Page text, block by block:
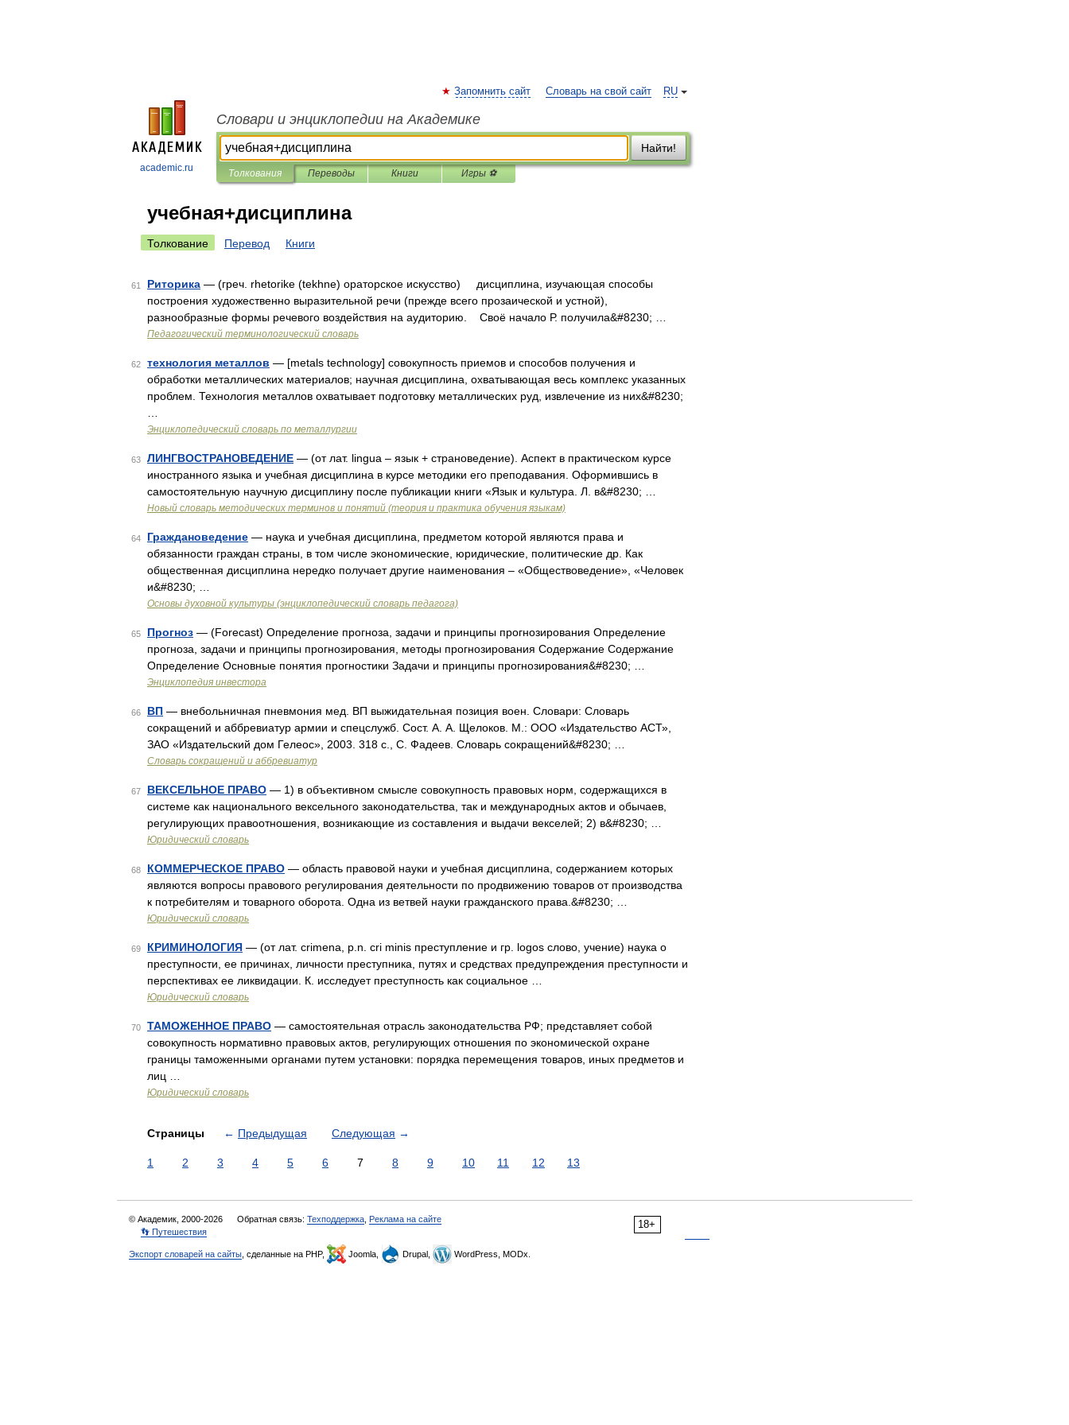
academic.ru
RU
Запомнить сайт Словарь на свой сайт
Словари и энциклопедии на Академике
Найти!
Толкования Переводы Книги Игры ⚽
учебная+дисциплина
Толкование Перевод Книги
61 Риторика — (греч. rhetorike (tekhne) ораторское искусство) дисциплина, изучающая способы
построения художественно выразительной речи (прежде всего прозаической и устной),
разнообразные формы речевого воздействия на аудиторию. Своё начало Р. получила&#8230; …
Педагогический терминологический словарь
62 технология металлов — [metals technology] совокупность приемов и способов получения и
обработки металлических материалов; научная дисциплина, охватывающая весь комплекс указанных
проблем. Технология металлов охватывает подготовку металлических руд, извлечение из них&#8230;
Энциклопедический словарь по металлургии
63 ЛИНГВОСТРАНОВЕДЕНИЕ — (от лат. lingua – язык + страноведение). Аспект в практическом курсе
иностранного языка и учебная дисциплина в курсе методики его преподавания. Оформившись в
самостоятельную научную дисциплину после публикации книги «Язык и культура. Л. в&#8230; …
Новый словарь методических терминов и понятий (теория и практика обучения языкам)
64 Граждановедение — наука и учебная дисциплина, предметом которой являются права и
обязанности граждан страны, в том числе экономические, юридические, политические др. Как
общественная дисциплина нередко получает другие наименования – «Обществоведение», «Человек
и&#8230; …
Основы духовной культуры (энциклопедический словарь педагога)
65 Прогноз — (Forecast) Определение прогноза, задачи и принципы прогнозирования Определение
прогноза, задачи и принципы прогнозирования, методы прогнозирования Содержание Содержание
Определение Основные понятия прогностики Задачи и принципы прогнозирования&#8230; …
Энциклопедия инвестора
66 ВП — внебольничная пневмония мед. ВП выжидательная позиция воен. Словари: Словарь
сокращений и аббревиатур армии и спецслужб. Сост. А. А. Щелоков. М.: ООО «Издательство АСТ»,
ЗАО «Издательский дом Гелеос», 2003. 318 с., С. Фадеев. Словарь сокращений&#8230; …
Словарь сокращений и аббревиатур
67 ВЕКСЕЛЬНОЕ ПРАВО — 1) в объективном смысле совокупность правовых норм, содержащихся в
системе как национального вексельного законодательства, так и международных актов и обычаев,
регулирующих правоотношения, возникающие из составления и выдачи векселей; 2) в&#8230; …
Юридический словарь
68 КОММЕРЧЕСКОЕ ПРАВО — область правовой науки и учебная дисциплина, содержанием которых
являются вопросы правового регулирования деятельности по продвижению товаров от производства
к потребителям и товарного оборота. Одна из ветвей науки гражданского права.&#8230; …
Юридический словарь
69 КРИМИНОЛОГИЯ — (от лат. crimena, p.n. cri minis преступление и гр. logos слово, учение) наука о
преступности, ее причинах, личности преступника, путях и средствах предупреждения преступности и
перспективах ее ликвидации. К. исследует преступность как социальное …
Юридический словарь
70 ТАМОЖЕННОЕ ПРАВО — самостоятельная отрасль законодательства РФ; представляет собой
совокупность нормативно правовых актов, регулирующих отношения по экономической охране
границы таможенными органами путем установки: порядка перемещения товаров, иных предметов и
лиц …
Юридический словарь
Страницы ← Предыдущая Следующая →
1 2 3 4 5 6 7 8 9 10 11 12 13
18+
© Академик, 2000-2026 Обратная связь: Техподдержка Реклама на сайте
👣 Путешествия
Экспорт словарей на сайты , сделанные на PHP, Joomla, Drupal, WordPress, MODx.